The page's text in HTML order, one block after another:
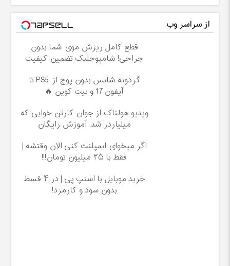
از سراسر وب
قطع کامل ریزش موی شما بدون
جراحی! شامپوجلبک تضمین کیفیت
گردونه شانس بدون پوچ از PS5 تا
آیفون17 و بیت کوین 🔥
ویدیو هولناک از جوان کارتن خوابی که
میلیاردر شد. آموزش رایگان
اگر میخوای ایمپلنت کنی الان وقتشه |
فقط با ۲۵ میلیون تومان!!!
خرید موبایل با اسنپ پی | در ۴ قسط
بدون سود و کارمزد!